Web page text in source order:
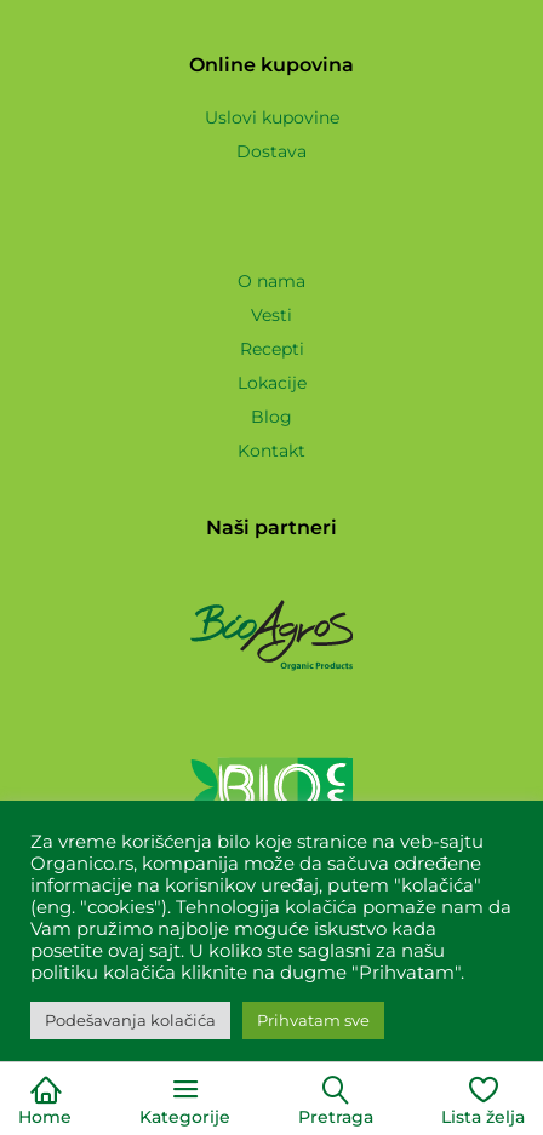
Online kupovina
Uslovi kupovine
Dostava
O nama
Vesti
Recepti
Lokacije
Blog
Kontakt
Naši partneri
Copyright © 2024 Organico All Rights Reserved.
Designed&built byTitan dizajn.
Za vreme korišćenja bilo koje stranice na veb-sajtu
Organico.rs, kompanija može da sačuva određene
informacije na korisnikov uređaj, putem "kolačića"
(eng. "cookies"). Tehnologija kolačića pomaže nam da
Vam pružimo najbolje moguće iskustvo kada
posetite ovaj sajt. U koliko ste saglasni za našu
politiku kolačića kliknite na dugme "Prihvatam".
Podešavanja kolačića Prihvatam sve
Home Kategorije Pretraga Lista želja